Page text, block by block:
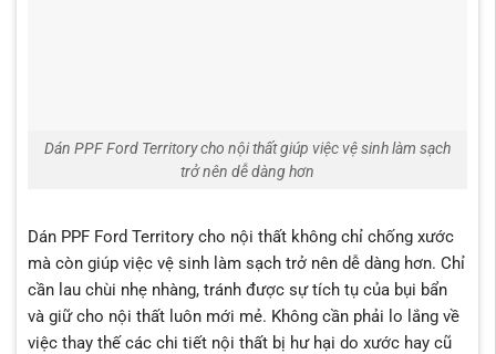
Dán PPF Ford Territory cho nội thất giúp việc vệ sinh làm sạch
trở nên dễ dàng hơn
Dán PPF Ford Territory cho nội thất không chỉ chống xước
mà còn giúp việc vệ sinh làm sạch trở nên dễ dàng hơn. Chỉ
cần lau chùi nhẹ nhàng, tránh được sự tích tụ của bụi bẩn
và giữ cho nội thất luôn mới mẻ. Không cần phải lo lắng về
việc thay thế các chi tiết nội thất bị hư hại do xước hay cũ